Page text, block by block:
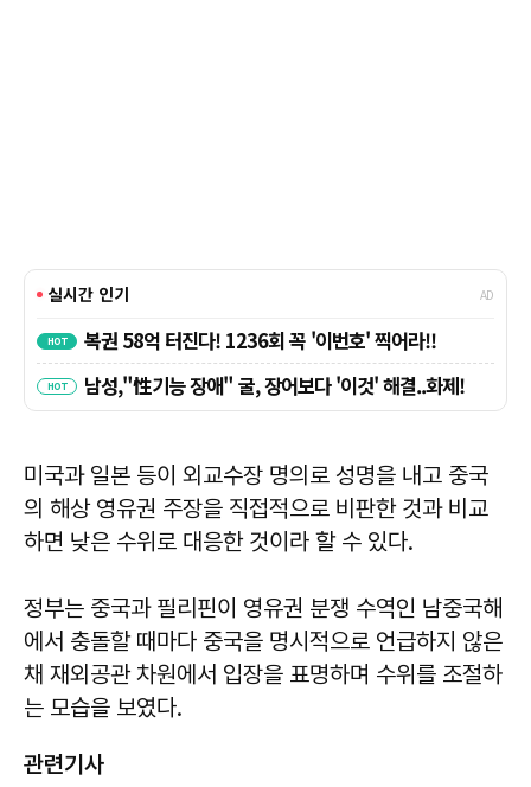
미국과 일본 등이 외교수장 명의로 성명을 내고 중국
의 해상 영유권 주장을 직접적으로 비판한 것과 비교
하면 낮은 수위로 대응한 것이라 할 수 있다.
정부는 중국과 필리핀이 영유권 분쟁 수역인 남중국해
에서 충돌할 때마다 중국을 명시적으로 언급하지 않은
채 재외공관 차원에서 입장을 표명하며 수위를 조절하
는 모습을 보였다.
관련기사